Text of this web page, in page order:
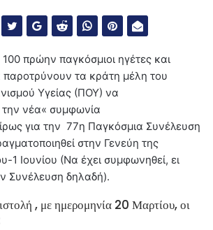
πρώην παγκόσμιοι ηγέτες και
τα κράτη μέλη του
Υγείας (ΠΟΥ) να
την νέα« συμφωνία
για την 77η Παγκόσμια Συνέλευση
στην Γενεύη της
1 Ιουνίου (Να έχει συμφωνηθεί, ει
Συνέλευση δηλαδή).
, με ημερομηνία 20 Μαρτίου, οι